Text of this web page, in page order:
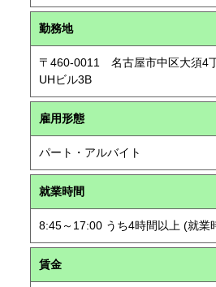
勤務地
〒460-0011 名古屋市中区大須4
UHビル3B
雇用形態
パート・アルバイト
就業時間
8:45～17:00 うち4時間以上 (就業
賃金